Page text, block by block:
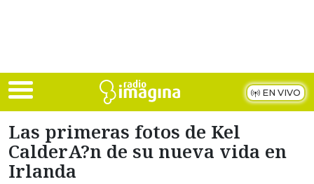
EN VIVO
Las primeras fotos de Kel
CalderA?n de su nueva vida en
Irlanda